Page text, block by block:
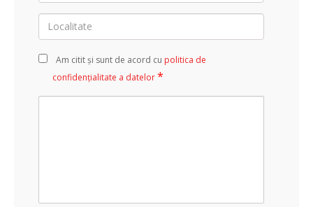
Localitate
Am citit și sunt de acord cu politica de
confidențialitate a datelor*